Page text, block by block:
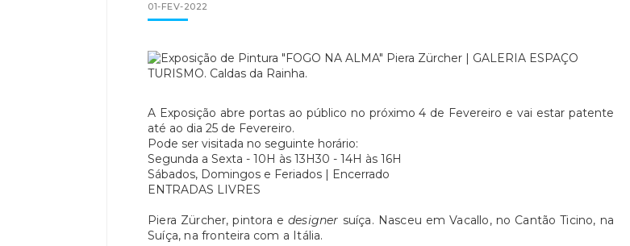
01-FEV-2022
A Exposição abre portas ao público no próximo 4 de Fevereiro e vai estar patente
até ao dia 25 de Fevereiro.
Pode ser visitada no seguinte horário:
Segunda a Sexta - 10H às 13H30 - 14H às 16H
Sábados, Domingos e Feriados | Encerrado
ENTRADAS LIVRES
Piera Zürcher, pintora e designer suíça. Nasceu em Vacallo, no Cantão Ticino, na
Suíça, na fronteira com a Itália.